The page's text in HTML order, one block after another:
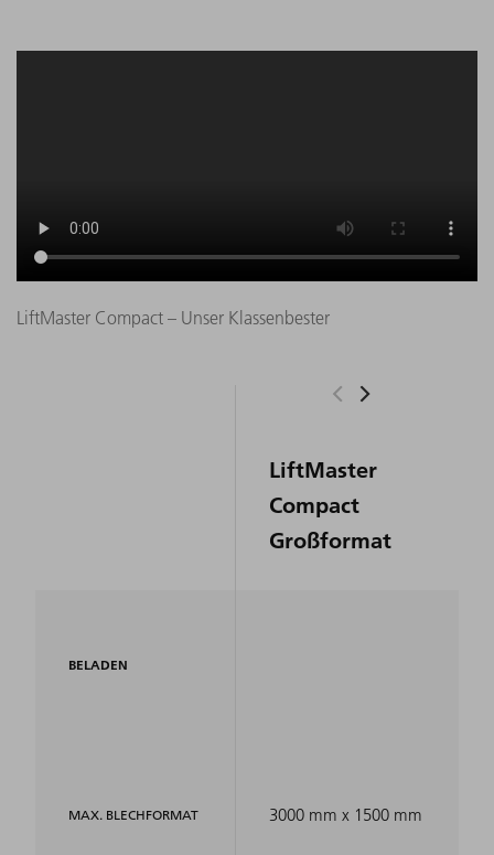
LiftMaster Compact – Unser Klassenbester
BELADEN
MAX. BLECHFORMAT
LiftMaster
Compact
Großformat
3000 mm x 1500 mm